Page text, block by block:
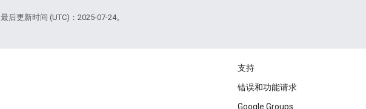
最后更新时间 (UTC)：2025-07-24。
支持
错误和功能请求
Google Groups